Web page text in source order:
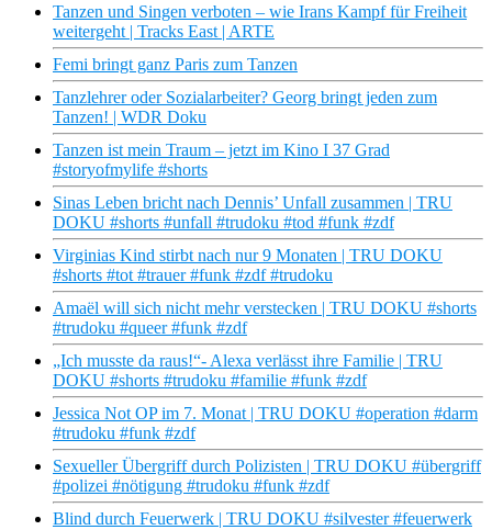
Tanzen und Singen verboten – wie Irans Kampf für Freiheit
weitergeht | Tracks East | ARTE
Femi bringt ganz Paris zum Tanzen
Tanzlehrer oder Sozialarbeiter? Georg bringt jeden zum
Tanzen! | WDR Doku
Tanzen ist mein Traum – jetzt im Kino I 37 Grad
#storyofmylife #shorts
Sinas Leben bricht nach Dennis’ Unfall zusammen | TRU
DOKU #shorts #unfall #trudoku #tod #funk #zdf
Virginias Kind stirbt nach nur 9 Monaten | TRU DOKU
#shorts #tot #trauer #funk #zdf #trudoku
Amaël will sich nicht mehr verstecken | TRU DOKU #shorts
#trudoku #queer #funk #zdf
„Ich musste da raus!“- Alexa verlässt ihre Familie | TRU
DOKU #shorts #trudoku #familie #funk #zdf
Jessica Not OP im 7. Monat | TRU DOKU #operation #darm
#trudoku #funk #zdf
Sexueller Übergriff durch Polizisten | TRU DOKU #übergriff
#polizei #nötigung #trudoku #funk #zdf
Blind durch Feuerwerk | TRU DOKU #silvester #feuerwerk